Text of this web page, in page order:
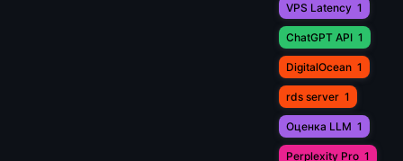
VPS Latency 1
ChatGPT API 1
DigitalOcean 1
rds server 1
Оценка LLM 1
Perplexity Pro 1